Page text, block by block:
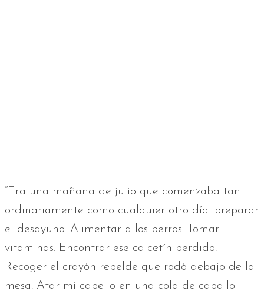
“Era una mañana de julio que comenzaba tan
ordinariamente como cualquier otro día: preparar
el desayuno. Alimentar a los perros. Tomar
vitaminas. Encontrar ese calcetín perdido.
Recoger el crayón rebelde que rodó debajo de la
mesa. Atar mi cabello en una cola de caballo